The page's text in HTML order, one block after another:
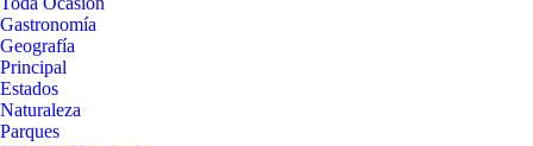
Gastronomía
Geografía
Principal
Estados
Naturaleza
Parques